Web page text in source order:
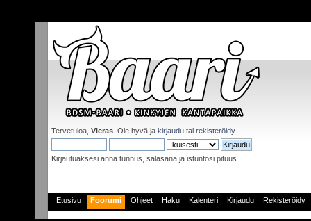
Tervetuloa, Vieras . Ole hyvä ja kirjaudu tai rekisteröidy.
Kirjautuaksesi anna tunnus, salasana ja istuntosi pituus
Etusivu Foorumi Ohjeet Haku Kalenteri Kirjaudu Rekisteröidy